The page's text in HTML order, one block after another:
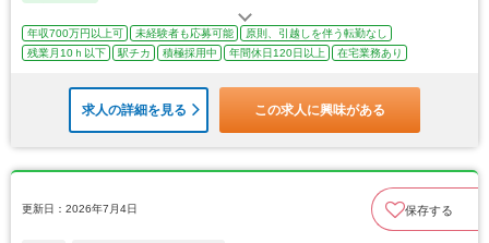
年収700万円以上可 未経験者も応募可能
原則、引越しを伴う転勤なし
残業月10ｈ以下
駅チカ 積極採用中 年間休日120日以上 在宅業務あり
求人の詳細を見る この求人に興味がある
更新日：2026年7月4日 保存する